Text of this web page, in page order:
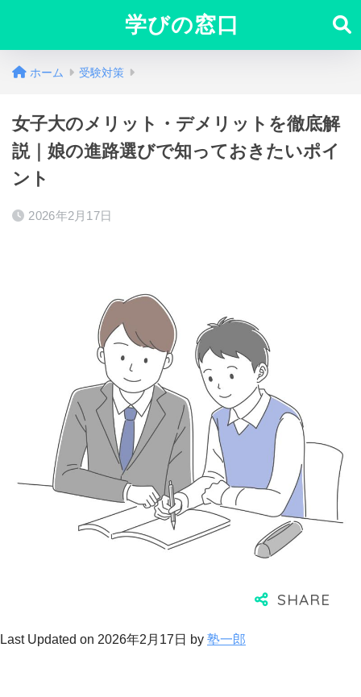
学びの窓口
ホーム 受験対策
女子大のメリット・デメリットを徹底解
説｜娘の進路選びで知っておきたいポイ
ント
2026年2月17日
Last Updated on 2026年2月17日 by 塾一郎